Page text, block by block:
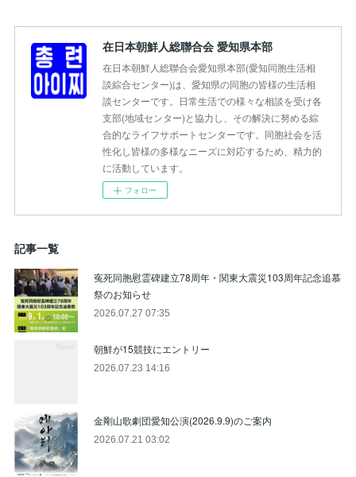
在日本朝鮮人総聯合会 愛知県本部
在日本朝鮮人総聯合会愛知県本部(愛知同胞生活相
談綜合センター)は、愛知県の同胞の皆様の生活相
談センターです。日常生活での様々な相談を受け各
支部(地域センター)と協力し、その解決に努める綜
合的なライフサポートセンターです。同胞社会を活
性化し皆様の多様なニーズに対応するため、精力的
に活動しています。
フォロー
記事一覧
寃死同胞慰霊碑建立78周年・関東大震災103周年記念追慕
祭のお知らせ
2026.07.27 07:35
朝鮮が15競技にエントリー
2026.07.23 14:16
金剛山歌劇団愛知公演(2026.9.9)のご案内
2026.07.21 03:02